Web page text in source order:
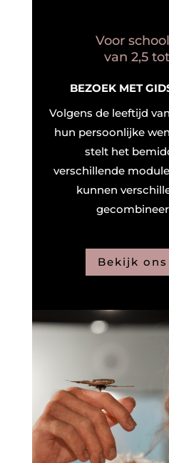
Voor
van 2,5
BEZOEK MET
Volgens de leeftijd
hun persoonlijke
stelt het
verschillende
kunnen
Bekijk